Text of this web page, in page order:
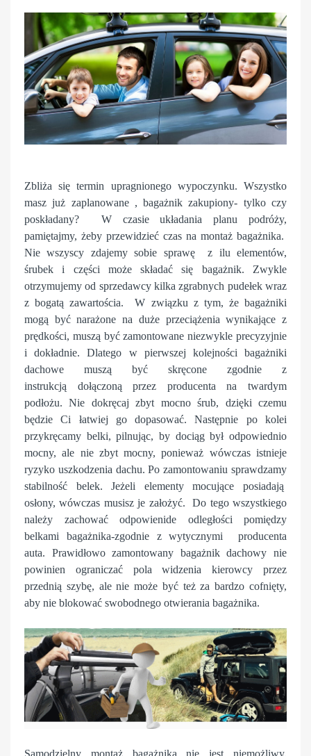
Zbliża się termin upragnionego wypoczynku. Wszystko
masz już zaplanowane , bagażnik zakupiony- tylko czy
poskładany? W czasie układania planu podróży,
pamiętajmy, żeby przewidzieć czas na montaż bagażnika.
Nie wszyscy zdajemy sobie sprawę z ilu elementów,
śrubek i części może składać się bagażnik. Zwykle
otrzymujemy od sprzedawcy kilka zgrabnych pudełek wraz
z bogatą zawartościa. W związku z tym, że bagażniki
mogą być narażone na duże przeciążenia wynikające z
prędkości, muszą być zamontowane niezwykle precyzyjnie
i dokładnie. Dlatego w pierwszej kolejności bagażniki
dachowe muszą być skręcone zgodnie z
instrukcją dołączoną przez producenta na twardym
podłożu. Nie dokręcaj zbyt mocno śrub, dzięki czemu
będzie Ci łatwiej go dopasować. Następnie po kolei
przykręcamy belki, pilnując, by dociąg był odpowiednio
mocny, ale nie zbyt mocny, ponieważ wówczas istnieje
ryzyko uszkodzenia dachu. Po zamontowaniu sprawdzamy
stabilność belek. Jeżeli elementy mocujące posiadają
osłony, wówczas musisz je założyć. Do tego wszystkiego
należy zachować odpowienide odległości pomiędzy
belkami bagażnika-zgodnie z wytycznymi producenta
auta. Prawidłowo zamontowany bagażnik dachowy nie
powinien ograniczać pola widzenia kierowcy przez
przednią szybę, ale nie może być też za bardzo cofnięty,
aby nie blokować swobodnego otwierania bagażnika.
Samodzielny montaż bagażnika nie jest niemożliwy,